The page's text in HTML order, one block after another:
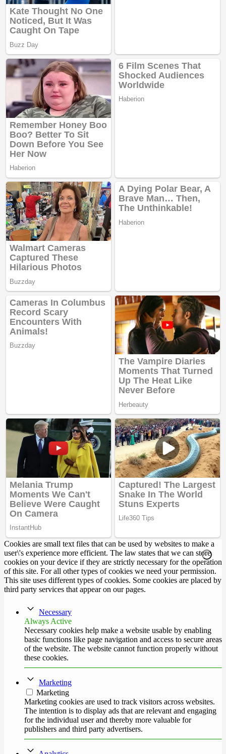
Cookies are small text files that can be used by websites to make a
user\'s experience more efficient. The law states that we can store
cookies on your device if they are strictly necessary for the operation
of this site. For all other types of cookies we need your permission.
This site uses different types of cookies. Some cookies are placed by
third party services that appear on our pages.
Necessary
Always Active
Necessary cookies help make a website usable by enabling
basic functions like page navigation and access to secure areas
of the website. The website cannot function properly without
these cookies.
Marketing
Marketing
Marketing cookies are used to track visitors across websites.
The intention is to display ads that are relevant and engaging
for the individual user and thereby more valuable for
publishers and third party advertisers.